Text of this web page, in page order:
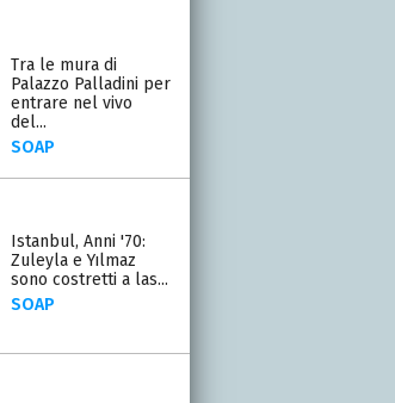
Tra le mura di
Palazzo Palladini per
entrare nel vivo
del...
SOAP
Istanbul, Anni '70:
Zuleyla e Yılmaz
sono costretti a las...
SOAP